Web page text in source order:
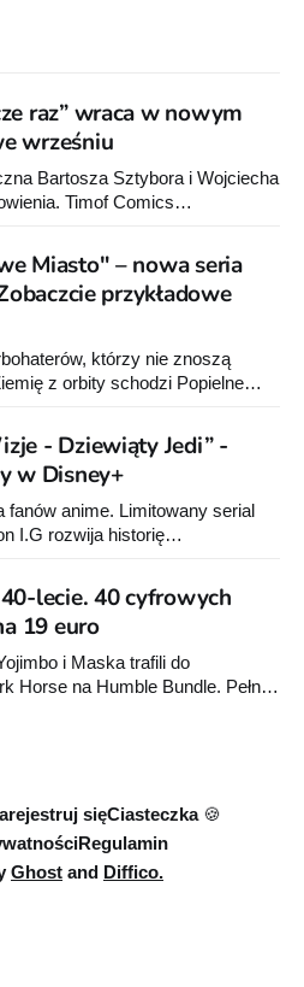
raz” wraca w nowym
wrześniu
Bartosza Sztybora i Wojciecha
Timof Comics
„Wróć do mnie, jeszcze
ukazało się w 2015 roku.
Miasto" – nowa seria
przykładowe
którzy nie znoszą
z orbity schodzi Popielne
na czele. Pierwszy tom nowej
MacKaya trafia do sklepów 12
plansze.
- Dziewiąty Jedi” -
w Disney+
fanów anime. Limitowany serial
I.G rozwija historię
„Dziewiąty Jedi”
nadziei" z serii „Gwiezdne
odcinków jest już dostępnych
lecie. 40 cyfrowych
19 euro
i Maska trafili do
Horse na Humble Bundle. Pełny
publikacji i kosztuje 18,71
sięCiasteczka 🍪
Regulamin
Ghost and Diffico.